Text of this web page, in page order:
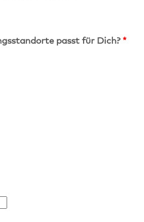
passt für Dich? *